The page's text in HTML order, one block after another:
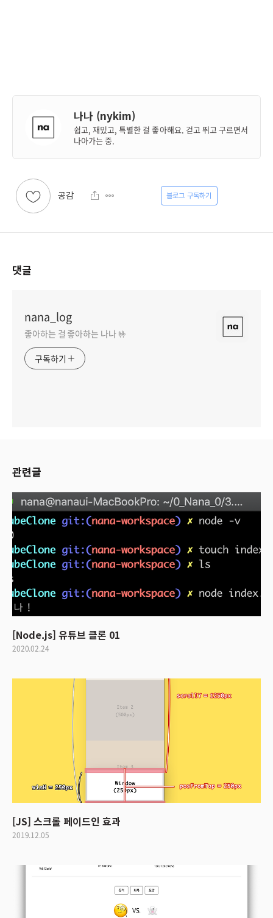
나나 (nykim)
쉽고, 재밌고, 특별한 걸 좋아해요. 걷고 뛰고 구르면서
나아가는 중.
공감 구독하기
댓글
nana_log
좋아하는 걸 좋아하는 나나 🤟
구독하기
관련글
[Node.js] 유튜브 클론 01
2020.02.24
[JS] 스크롤 페이드인 효과
2019.12.05